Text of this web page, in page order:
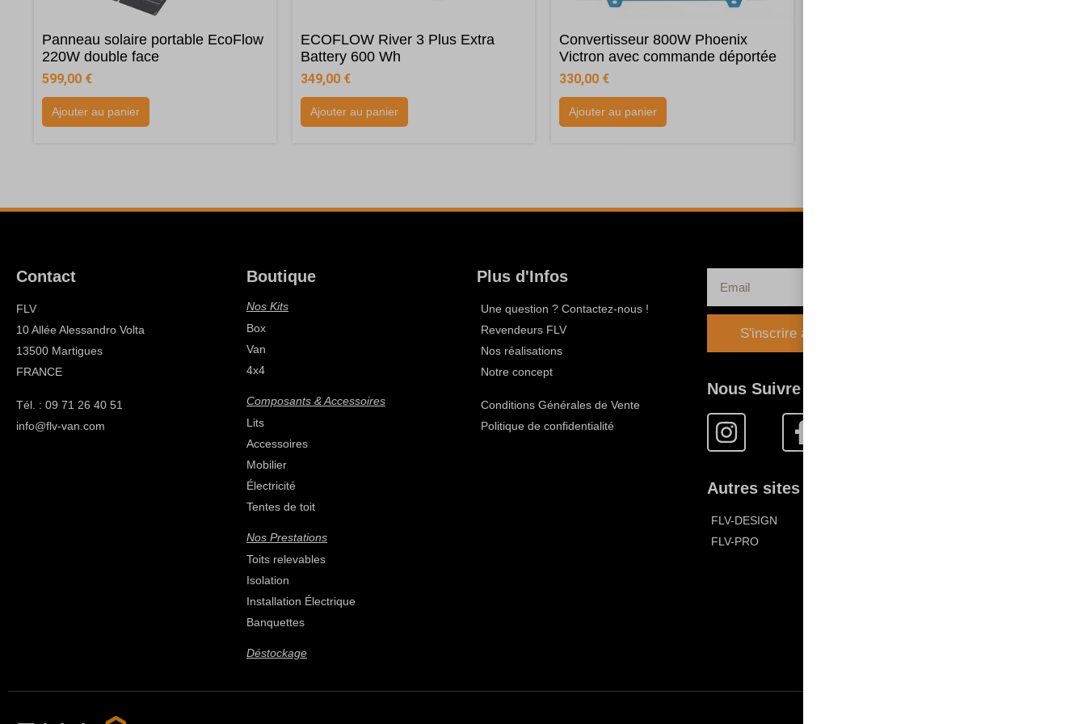
Panneau solaire portable EcoFlow
220W double face
599,00 €
Ajouter au panier
ECOFLOW River 3 Plus Extra
Battery 600 Wh
349,00 €
Ajouter au panier
Convertisseur 800W Phoenix
Victron avec commande déportée
330,00 €
Ajouter au panier
Contact
FLV
10 Allée Alessandro Volta
13500 Martigues
FRANCE
Tél. : 09 71 26 40 51
info@flv-van.com
Boutique
Nos Kits
Box
Van
4x4
Composants & Accessoires
Lits
Accessoires
Mobilier
Électricité
Tentes de toit
Nos Prestations
Toits relevables
Isolation
Installation Électrique
Banquettes
Déstockage
Plus d'Infos
Une question ? Contactez-nous !
Revendeurs FLV
Nos réalisations
Notre concept
Conditions Générales de Vente
Politique de confidentialité
S'inscrire à la newsletter
Nous Suivre
Autres sites FLV :
FLV-DESIGN
FLV-PRO